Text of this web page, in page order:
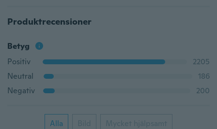
Produktrecensioner
Betyg
Positiv
2205
Neutral
186
Negativ
200
Alla Bild Mycket hjälpsamt